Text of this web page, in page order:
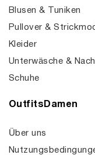
Blusen & Tuniken
Pullover &
Kleider
Unterwäsche &
Schuhe
OutfitsDamen
Über uns